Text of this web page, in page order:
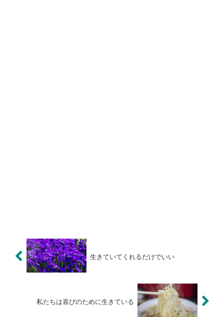
生きていてくれるだけでいい
私たちは喜びのために生きている